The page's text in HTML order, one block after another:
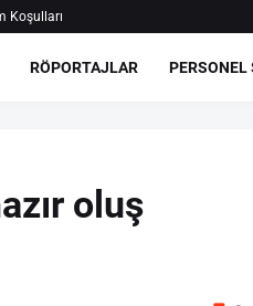
Koşulları
RÖPORTAJLAR PERSONEL
oluş